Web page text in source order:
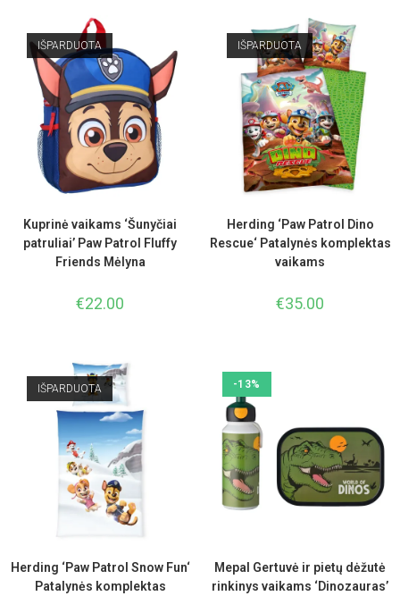
IŠPARDUOTA
Kuprinė vaikams ‘Šunyčiai
patruliai’ Paw Patrol Fluffy
Friends Mėlyna
€22.00
IŠPARDUOTA
Herding ‘Paw Patrol Dino
Rescue‘ Patalynės komplektas
vaikams
€35.00
IŠPARDUOTA
Herding ‘Paw Patrol Snow Fun‘
Patalynės komplektas
-13%
Mepal Gertuvė ir pietų dėžutė
rinkinys vaikams ‘Dinozauras’